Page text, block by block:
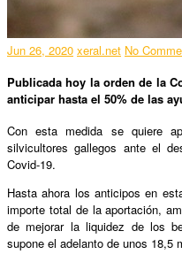
Jun 26, 2020 xeral.net No
Publicada hoy la orden de la
anticipar hasta el 50% de las
Con esta medida se quiere
silvicultores gallegos ante el
Covid-19.
Hasta ahora los anticipos en
importe total de la aportación,
de mejorar la liquidez de los
supone el adelanto de unos 18,5